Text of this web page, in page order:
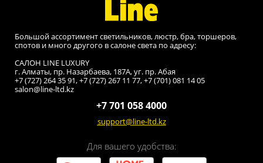
Большой ассортимент светильников, люстр, бра, торшеров,
спотов и много другого в салоне света по адресу:
САЛОН LINE LUXURY
г. Алматы, пр. Назарбаева, 187A, уг. пр. Абая
+7 (727) 264 35 91, +7 (727) 267 11 77, +7 (701) 081 14 05
salon@line-ltd.kz
+7 701 058 4000
support@line-ltd.kz
Для вашего удобства: